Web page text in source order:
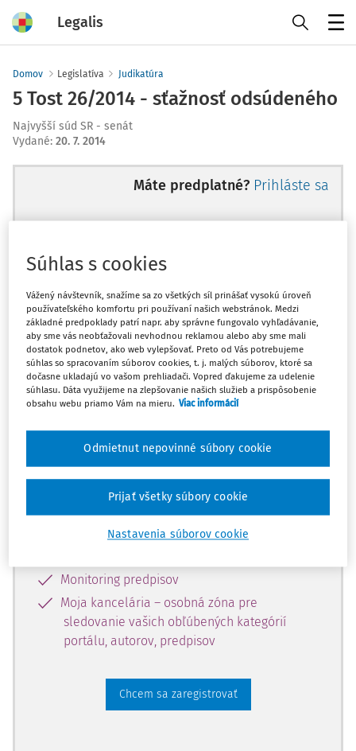
Legalis
Domov Legislatíva Judikatúra
5 Tost 26/2014 - sťažnosť odsúdeného
Najvyšší súd SR - senát
Vydané: 20. 7. 2014
Máte predplatné? Prihláste sa
Ups, zatiaľ ste si prečítali len
začiatok...
Celý odborný obsah z tejto oblasti je
dostupný predplatiteľom portálu.
obsahu a získajte prístup na 10 dní
zdarma, stačí sa len zaregistrovať.
Vďaka registrácii získate prístup aj k
vybranému obsahu:
Monitoring predpisov
Moja kancelária – osobná zóna pre
sledovanie vašich obľúbených kategórií
portálu, autorov, predpisov
Chcem sa zaregistrovať
Súhlas s cookies
Vážený návštevník, snažíme sa zo všetkých síl prinášať vysokú úroveň
používateľského komfortu pri používaní našich webstránok. Medzi
základné predpoklady patrí napr. aby správne fungovalo vyhľadávanie,
aby sme vás neobťažovali nevhodnou reklamou alebo aby sme mali
dostatok podnetov, ako web vylepšovať. Preto od Vás potrebujeme
súhlas so spracovaním súborov cookies, t. j. malých súborov, ktoré sa
dočasne ukladajú vo vašom prehliadači. Vopred ďakujeme za udelenie
súhlasu. Dáta využijeme na zlepšovanie našich služieb a prispôsobenie
obsahu webu priamo Vám na mieru. Viac informácií
Nastavenia súborov cookie
Odmietnut nepovinné súbory cookie
Prijať všetky súbory cookie